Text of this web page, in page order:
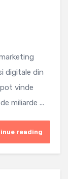
digitale din
vinde
miliarde ...
reading